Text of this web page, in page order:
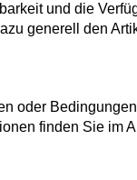
und die
generell den
oder
finden Sie im